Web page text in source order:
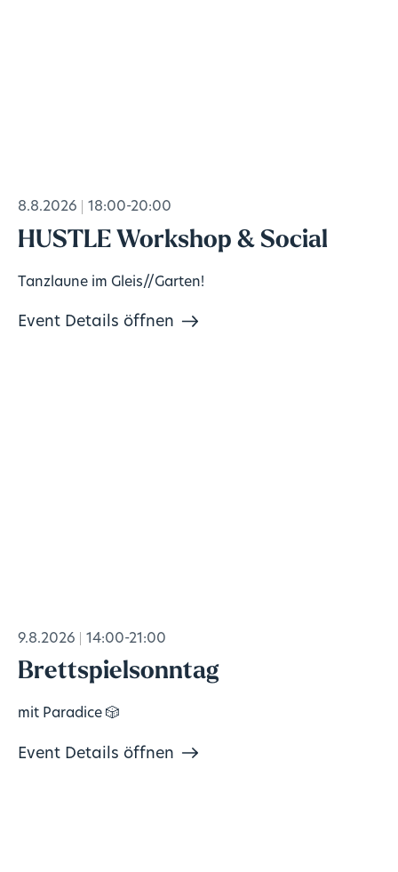
8.8.2026 18:00-20:00
HUSTLE Workshop & Social
Tanzlaune im Gleis//Garten!
Event Details öffnen
9.8.2026 14:00-21:00
Brettspielsonntag
mit Paradice 🎲
Event Details öffnen